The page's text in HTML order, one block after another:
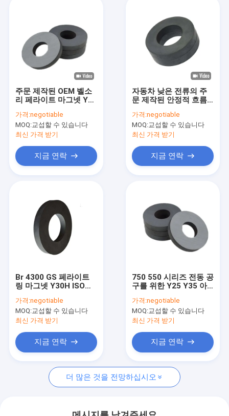
제품
VR 전시회
회사 소개
인용문을 요구하세요
영구적 페라이트 마그넷
소결 페라이트 자석
주문 제작된 OEM 벨소
리 페라이트 마그넷 Y35
자성 페라이트 벨소리
가격:negotiable
MOQ:교섭할 수 있습니다
최신 가격 받기
지금 연락
자동차 낮은 전류의 주
문 제작된 안정적 흐름
가격:negotiable
MOQ:교섭할 수 있습니다
최신 가격 받기
지금 연락
Br 4300 GS 페라이트
링 마그넷 Y30H ISO
자석
가격:negotiable
MOQ:교섭할 수 있습니다
최신 가격 받기
지금 연락
750 550 시리즈 전동 공
구를 위한 Y25 Y35 아
가격:negotiable
MOQ:교섭할 수 있습니다
최신 가격 받기
지금 연락
더 많은 것을 전망하십시오